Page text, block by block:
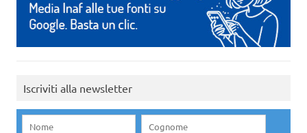
Iscriviti alla newsletter